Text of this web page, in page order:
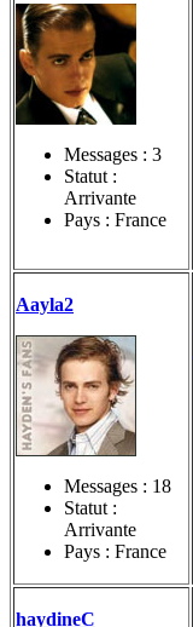
Messages : 3
Statut :
Arrivante
Pays : France
Aayla2
Messages : 18
Statut :
Arrivante
Pays : France
haydineC